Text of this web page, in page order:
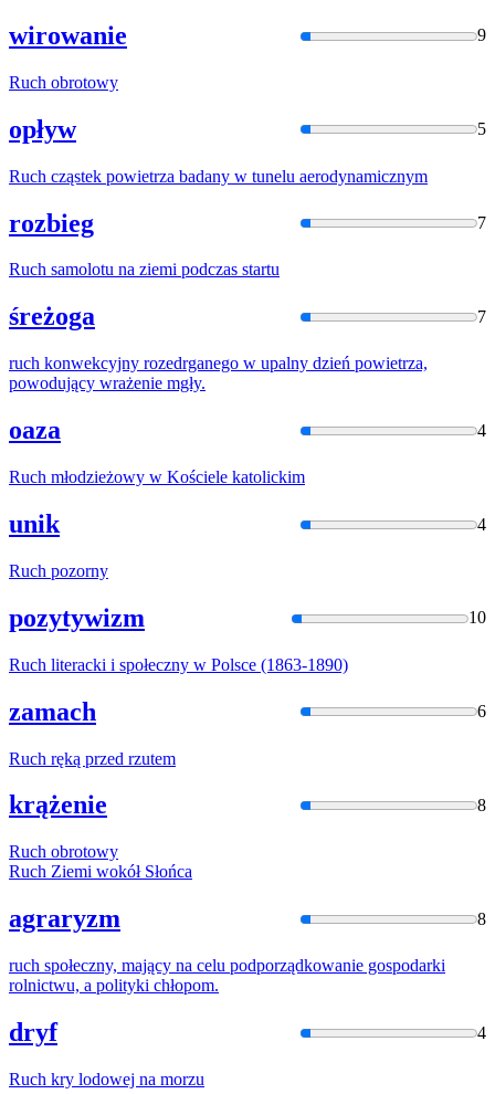
wirowanie 9
Ruch obrotowy
opływ 5
Ruch cząstek powietrza badany w tunelu aerodynamicznym
rozbieg 7
Ruch samolotu na ziemi podczas startu
śreżoga 7
ruch konwekcyjny rozedrganego w upalny dzień powietrza,
powodujący wrażenie mgły.
oaza 4
Ruch młodzieżowy w Kościele katolickim
unik 4
Ruch pozorny
pozytywizm 10
Ruch literacki i społeczny w Polsce (1863-1890)
zamach 6
Ruch ręką przed rzutem
krążenie 8
Ruch obrotowy
Ruch Ziemi wokół Słońca
agraryzm 8
ruch społeczny, mający na celu podporządkowanie gospodarki
rolnictwu, a polityki chłopom.
dryf 4
Ruch kry lodowej na morzu